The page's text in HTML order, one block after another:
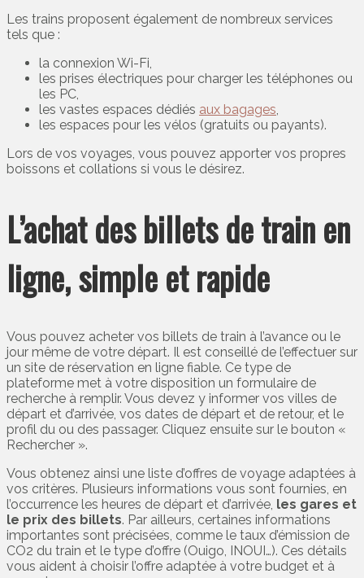
Les trains proposent également de nombreux services
tels que :
la connexion Wi-Fi,
les prises électriques pour charger les téléphones ou
les PC,
les vastes espaces dédiés aux bagages,
les espaces pour les vélos (gratuits ou payants).
Lors de vos voyages, vous pouvez apporter vos propres
boissons et collations si vous le désirez.
L’achat des billets de train en
ligne, simple et rapide
Vous pouvez acheter vos billets de train à l’avance ou le
jour même de votre départ. Il est conseillé de l’effectuer sur
un site de réservation en ligne fiable. Ce type de
plateforme met à votre disposition un formulaire de
recherche à remplir. Vous devez y informer vos villes de
départ et d’arrivée, vos dates de départ et de retour, et le
profil du ou des passager. Cliquez ensuite sur le bouton «
Rechercher ».
Vous obtenez ainsi une liste d’offres de voyage adaptées à
vos critères. Plusieurs informations vous sont fournies, en
l’occurrence les heures de départ et d’arrivée, les gares et
le prix des billets. Par ailleurs, certaines informations
importantes sont précisées, comme le taux d’émission de
CO2 du train et le type d’offre (Ouigo, INOUI…). Ces détails
vous aident à choisir l’offre adaptée à votre budget et à